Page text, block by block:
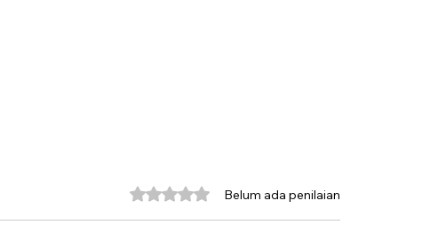
Dinilai 0 dari 5 bintang.
Belum ada penilaian